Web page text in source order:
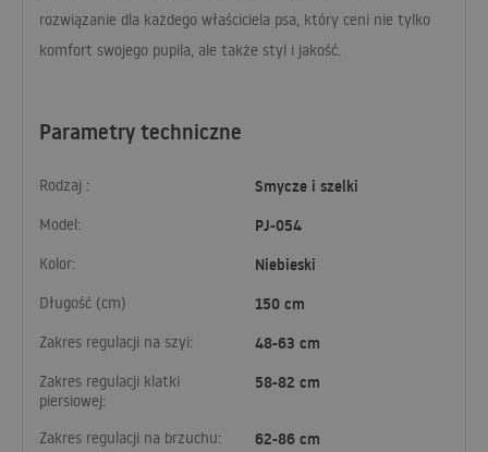
Parametry techniczne
Rodzaj : Smycze i szelki
Model: PJ-054
Kolor: Niebieski
Długość (cm) 150 cm
Zakres regulacji na szyi: 48-63 cm
Zakres regulacji klatki
piersiowej:
58-82 cm
Zakres regulacji na brzuchu: 62-86 cm
rozwiązanie dla każdego właściciela psa, który ceni nie tylko
komfort swojego pupila, ale także styl i jakość.